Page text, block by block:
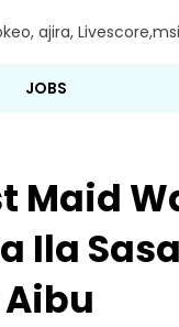
ajira,
JOBS
Maid
Ila